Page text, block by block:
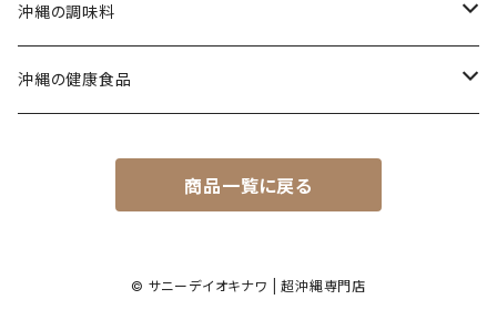
タコライス
コンビーフ
ミックスセット
てびちそば
ミックスそば
黒糖(その他)
シークヮーサー
ウコン茶
沖縄の調味料
唐辛子
沖縄の健康食品
春ウコン + 紫ウコン
商品一覧に戻る
© サニーデイオキナワ | 超沖縄専門店